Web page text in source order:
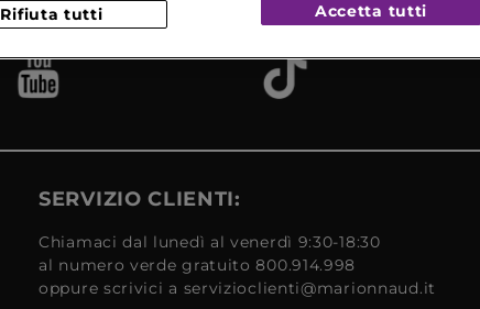
SERVIZIO CLIENTI:
Chiamaci dal lunedì al venerdì 9:30-18:30
al numero verde gratuito 800.914.998
oppure scrivici a servizioclienti@marionnaud.it
Rifiuta tutti Accetta tutti